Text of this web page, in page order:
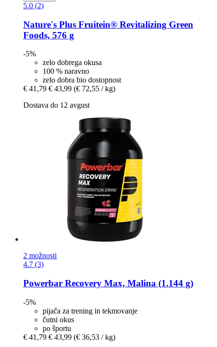
5.0 (2)
Nature's Plus Fruitein® Revitalizing Green
Foods, 576 g
-5%
zelo dobrega okusa
100 % naravno
zelo dobra bio dostopnost
€ 41,79 € 43,99 (€ 72,55 / kg)
Dostava do 12 avgust
2 možnosti
4.7 (3)
Powerbar Recovery Max, Malina (1.144 g)
-5%
pijača za trening in tekmovanje
čutni okus
po športu
€ 41,79 € 43,99 (€ 36,53 / kg)